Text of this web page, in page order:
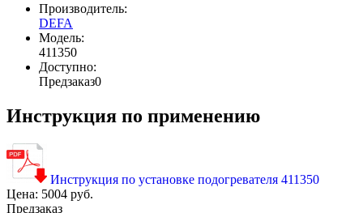
Производитель:
DEFA
Модель:
411350
Доступно:
Предзаказ0
Инструкция по применению
Инструкция по установке подогревателя 411350
Цена: 5004 руб.
Предзаказ